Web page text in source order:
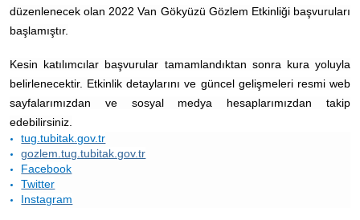
düzenlenecek olan 2022 Van Gökyüzü Gözlem Etkinliği başvuruları
başlamıştır.
Kesin katılımcılar başvurular tamamlandıktan sonra kura yoluyla
belirlenecektir. Etkinlik detaylarını ve güncel gelişmeleri resmi web
sayfalarımızdan ve sosyal medya hesaplarımızdan takip
edebilirsiniz.
tug.tubitak.gov.tr
gozlem.tug.tubitak.gov.tr
Facebook
Twitter
Instagram